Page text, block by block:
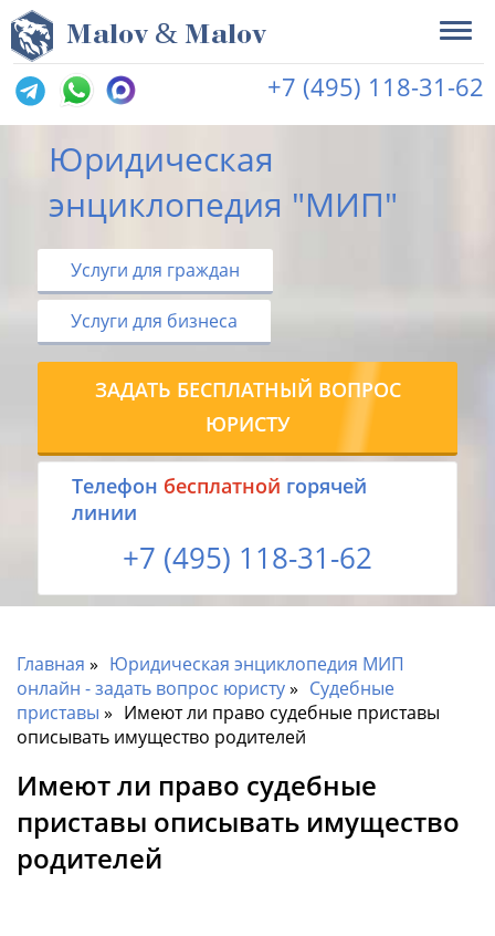
Malov & Malov
+7 (495) 118-31-62
Юридическая
энциклопедия "МИП"
Услуги для граждан
Услуги для бизнеса
ЗАДАТЬ БЕСПЛАТНЫЙ ВОПРОС
ЮРИСТУ
Tелефон бесплатной горячей
линии
+7 (495) 118-31-62
Главная
Юридическая энциклопедия МИП
онлайн - задать вопрос юристу
Судебные
приставы
Имеют ли право судебные приставы
описывать имущество родителей
Имеют ли право судебные
приставы описывать имущество
родителей